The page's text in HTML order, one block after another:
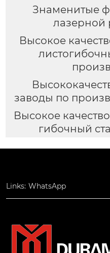
Знаменитые
лазерной
Высокое
заводы по
Высокое
гибочный
Links: WhatsApp